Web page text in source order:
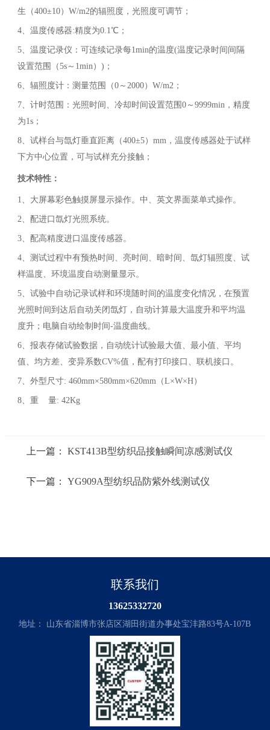
生（400±10）W/m2的辐照度，光照度可调节；
4、温度传感器:精度为0.1℃；
5、温度记录仪：可连续记录每1min的温度(温度记录时间间隔
设置范围（5s～1min）)；
6、辐照度计：测量范围（0～2000）W/m2；
7、计时范围：光照时间、冷却时间设置范围0～9999min，精度
为1s；
8、试样台与氙灯垂直距离（400±5）mm，温度传感器处于试样
下方中心位置，可与试样充分接触；
技术特性：
1、大屏幕彩色触摸屏显示操作。中、英文界面菜单式操作。
2、配进口氙灯光照系统。
3、配高精度进口温度传感器。
4、测试过程中有预热时间、亮时间、暗时间、氙灯辐照度、试
样温度、环境温度自动测量显示。
5、试验中自动记录试样和环境随时间的温度变化情况，在预置
光照时间到达后自动关闭氙灯，自动计算最大温度升和平均温
度升；电脑自动绘制时间-温度曲线。
6、报表存储试验数据，自动统计试验最大值、最小值、平均
值、均方差、变异系数CV%值，配有打印接口、联机接口。
7、外型尺寸: 460mm×580mm×620mm（L×W×H）
8、重 量: 42Kg
上一篇： KST413B型纺织品接触瞬间凉感测试仪
下一篇： YG909A型纺织品防紫外线测试仪
联系我们
13625332720
地址： 山东省淄博市张店区湖田街道办事处宝沣路83号A-107B